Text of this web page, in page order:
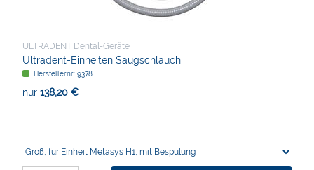
ULTRADENT Dental-Geräte
Ultradent-Einheiten Saugschlauch
Herstellernr: 9378
nur 138,20 €